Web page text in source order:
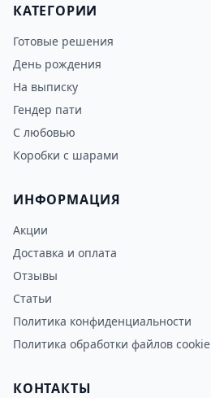
КАТЕГОРИИ
Готовые решения
День рождения
На выписку
Гендер пати
С любовью
Коробки с шарами
ИНФОРМАЦИЯ
Акции
Доставка и оплата
Отзывы
Статьи
Политика конфиденциальности
Политика обработки файлов cookie
КОНТАКТЫ